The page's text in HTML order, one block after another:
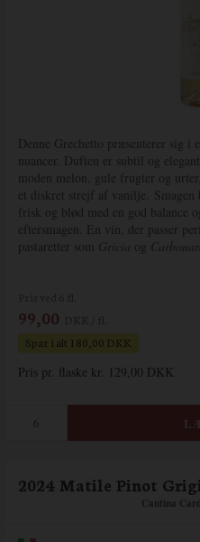
Denne Grechetto præsenterer sig i
nuancer. Duften er subtil og
moden melon, gule frugter og
et diskret strejf af vanilje. Smagen
frisk og blød med en god balance
eftersmagen. En vin, der passer
pastaretter som Gricia og
99,00
Spar i alt 180,00 DKK
Pris pr. flaske kr. 129,00 DKK
Cantina